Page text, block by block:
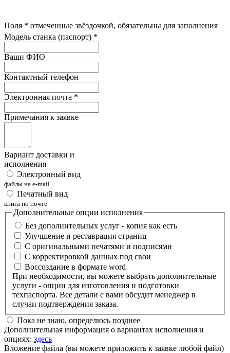
Поля * отмеченные звёздочкой, обязательны для заполнения
Модель станка (паспорт) *
Ваши ФИО
Контактный телефон
Электронная почта *
Примечания к заявке
Вариант доставки и
исполнения
Электронный вид
файлы на e-mail
Печатный вид
книга по почте
Дополнительные опции исполнения
Без дополнительных услуг - копия как есть
Улучшение и реставрация страниц
С оригинальными печатями и подписями
С корректировкой данных под свои
Воссоздание в формате word
При необходимости, вы можете выбрать дополнительные
услуги - опции для изготовления и подготовки
техпаспорта. Все детали с вами обсудит менеджер в
случаи подтверждения заказа.
Пока не знаю, определюсь позднее
Дополнительная информация о вариантах исполнения и
опциях: здесь
Вложение файла (вы можете приложить к заявке любой файл)